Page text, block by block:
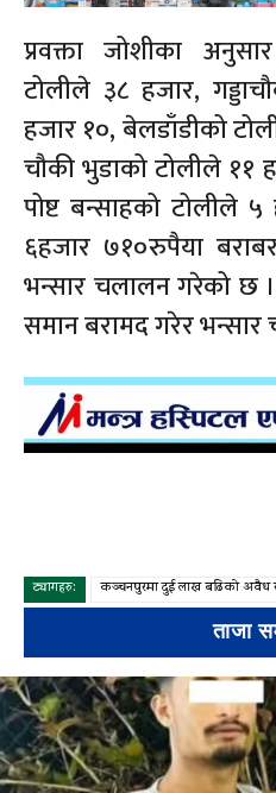
प्रवक्ता जोशीका
टोलीले ३८ हजार,
हजार १०, बेलडाँडीको
चौकी भुडाको टोलीले ११
पोष्ट बन्साहको टोलीले
६हजार ७१०रुपैया
भन्सार चलालन गरेको छ
समान बरामद गरेर
ट्यागहरु: कञ्चनपुरमा दुई लाख बढिको अवैध
ताजा